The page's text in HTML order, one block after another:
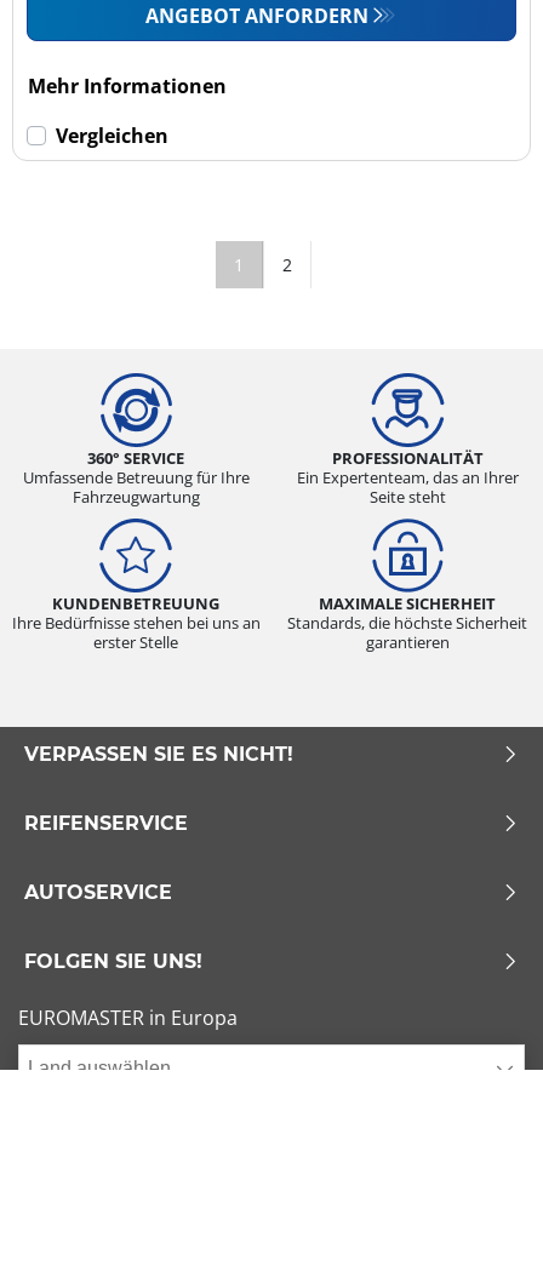
ANGEBOT ANFORDERN
Mehr Informationen
Vergleichen
1 2
360° SERVICE
Umfassende Betreuung für Ihre
Fahrzeugwartung
PROFESSIONALITÄT
Ein Expertenteam, das an Ihrer
Seite steht
KUNDENBETREUUNG
Ihre Bedürfnisse stehen bei uns an
erster Stelle
MAXIMALE SICHERHEIT
Standards, die höchste Sicherheit
garantieren
VERPASSEN SIE ES NICHT!
REIFENSERVICE
AUTOSERVICE
FOLGEN SIE UNS!
EUROMASTER in Europa
Land auswählen